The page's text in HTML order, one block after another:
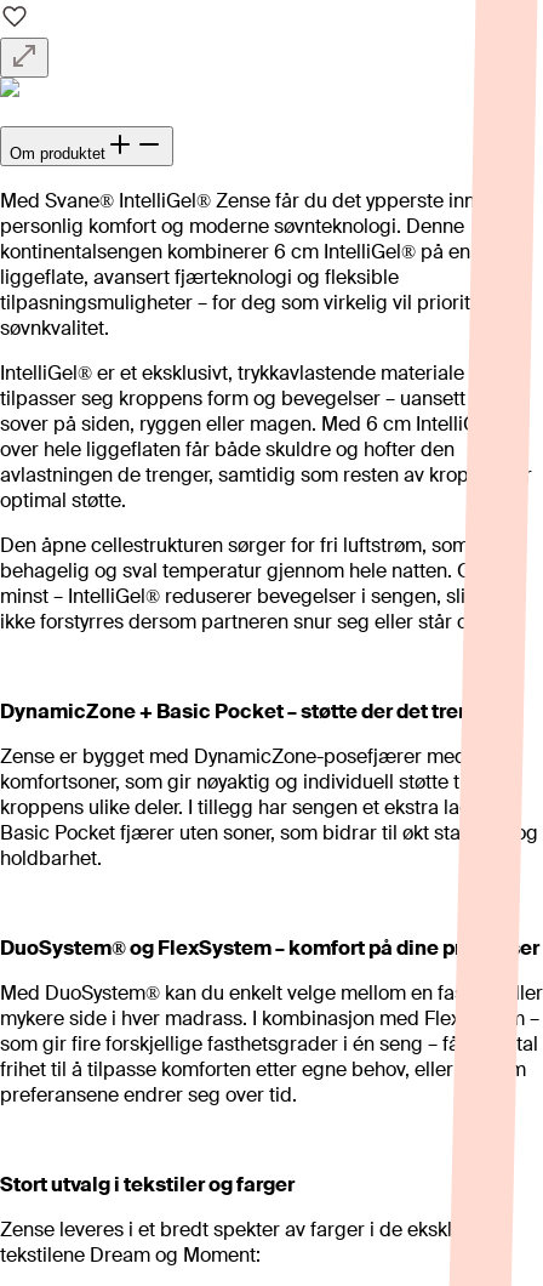
Om produktet
Med Svane® IntelliGel® Zense får du det ypperste innen
personlig komfort og moderne søvnteknologi. Denne
kontinentalsengen kombinerer 6 cm IntelliGel® på en hel
liggeflate, avansert fjærteknologi og fleksible
tilpasningsmuligheter – for deg som virkelig vil prioritere
søvnkvalitet.
IntelliGel® er et eksklusivt, trykkavlastende materiale som
tilpasser seg kroppens form og bevegelser – uansett om du
sover på siden, ryggen eller magen. Med 6 cm IntelliGel®
over hele liggeflaten får både skuldre og hofter den
avlastningen de trenger, samtidig som resten av kroppen får
optimal støtte.
Den åpne cellestrukturen sørger for fri luftstrøm, som gir en
behagelig og sval temperatur gjennom hele natten. Og ikke
minst – IntelliGel® reduserer bevegelser i sengen, slik at du
ikke forstyrres dersom partneren snur seg eller står opp.
DynamicZone + Basic Pocket – støtte der det trengs
Zense er bygget med DynamicZone-posefjærer med 7
komfortsoner, som gir nøyaktig og individuell støtte til
kroppens ulike deler. I tillegg har sengen et ekstra lag med
Basic Pocket fjærer uten soner, som bidrar til økt stabilitet og
holdbarhet.
DuoSystem® og FlexSystem – komfort på dine premisser
Med DuoSystem® kan du enkelt velge mellom en fastere eller
mykere side i hver madrass. I kombinasjon med FlexSystem –
som gir fire forskjellige fasthetsgrader i én seng – får du total
frihet til å tilpasse komforten etter egne behov, eller dersom
preferansene endrer seg over tid.
Stort utvalg i tekstiler og farger
Zense leveres i et bredt spekter av farger i de eksklusive
tekstilene Dream og Moment: